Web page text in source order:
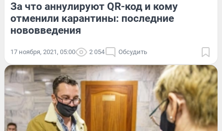
За что аннулируют QR-код и кому
отменили карантины: последние
нововведения
17 ноября, 2021, 05:00 2 054 Обсудить